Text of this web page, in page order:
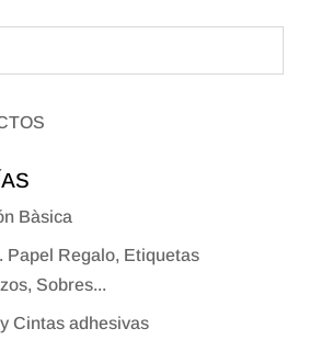
Bàsica
Papel Regalo, Etiquetas
Sobres...
Cintas adhesivas